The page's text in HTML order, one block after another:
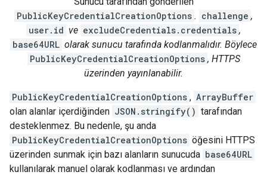
PublicKeyCredentialCreationOptions . challenge ,
user.id ve excludeCredentials.credentials ,
base64URL olarak sunucu tarafında kodlanmalıdır. Böylece
PublicKeyCredentialCreationOptions , HTTPS
üzerinden yayınlanabilir.
PublicKeyCredentialCreationOptions , ArrayBuffer
olan alanlar içerdiğinden JSON.stringify() tarafından
desteklenmez. Bu nedenle, şu anda
PublicKeyCredentialCreationOptions öğesini HTTPS
üzerinden sunmak için bazı alanların sunucuda base64URL
kullanılarak manuel olarak kodlanması ve ardından